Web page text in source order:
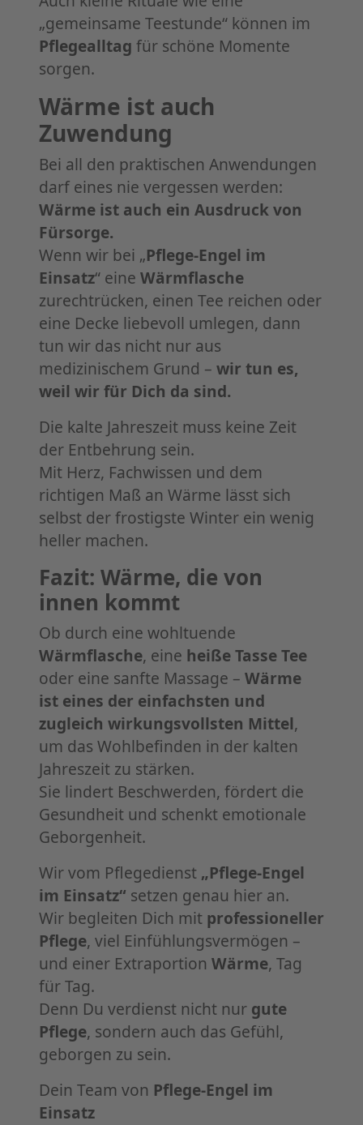
„gemeinsame Teestunde“ können im
Pflegealltag für schöne Momente
sorgen.
Wärme ist auch
Zuwendung
Bei all den praktischen Anwendungen
darf eines nie vergessen werden:
Wärme ist auch ein Ausdruck von
Fürsorge.
Wenn wir bei „Pflege-Engel im
Einsatz“ eine Wärmflasche
zurechtrücken, einen Tee reichen oder
eine Decke liebevoll umlegen, dann
tun wir das nicht nur aus
medizinischem Grund – wir tun es,
weil wir für Dich da sind.
Die kalte Jahreszeit muss keine Zeit
der Entbehrung sein.
Mit Herz, Fachwissen und dem
richtigen Maß an Wärme lässt sich
selbst der frostigste Winter ein wenig
heller machen.
Fazit: Wärme, die von
innen kommt
Ob durch eine wohltuende
Wärmflasche, eine heiße Tasse Tee
oder eine sanfte Massage – Wärme
ist eines der einfachsten und
zugleich wirkungsvollsten Mittel,
um das Wohlbefinden in der kalten
Jahreszeit zu stärken.
Sie lindert Beschwerden, fördert die
Gesundheit und schenkt emotionale
Geborgenheit.
Wir vom Pflegedienst „Pflege-Engel
im Einsatz“ setzen genau hier an.
Wir begleiten Dich mit professioneller
Pflege, viel Einfühlungsvermögen –
und einer Extraportion Wärme, Tag
für Tag.
Denn Du verdienst nicht nur gute
Pflege, sondern auch das Gefühl,
geborgen zu sein.
Dein Team von Pflege-Engel im
Einsatz